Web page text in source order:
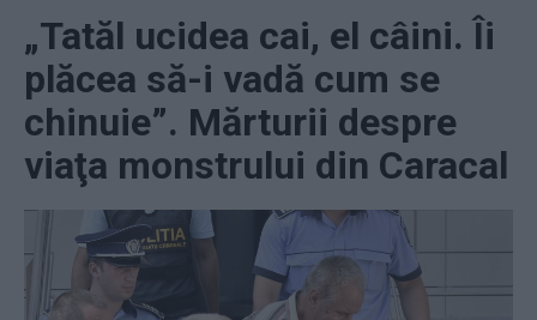
„Tatăl ucidea cai, el câini. Îi
plăcea să-i vadă cum se
chinuie”. Mărturii despre
viaţa monstrului din Caracal